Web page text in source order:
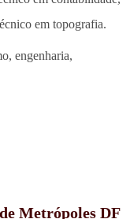
em topografia.
engenharia,
Metrópoles DF